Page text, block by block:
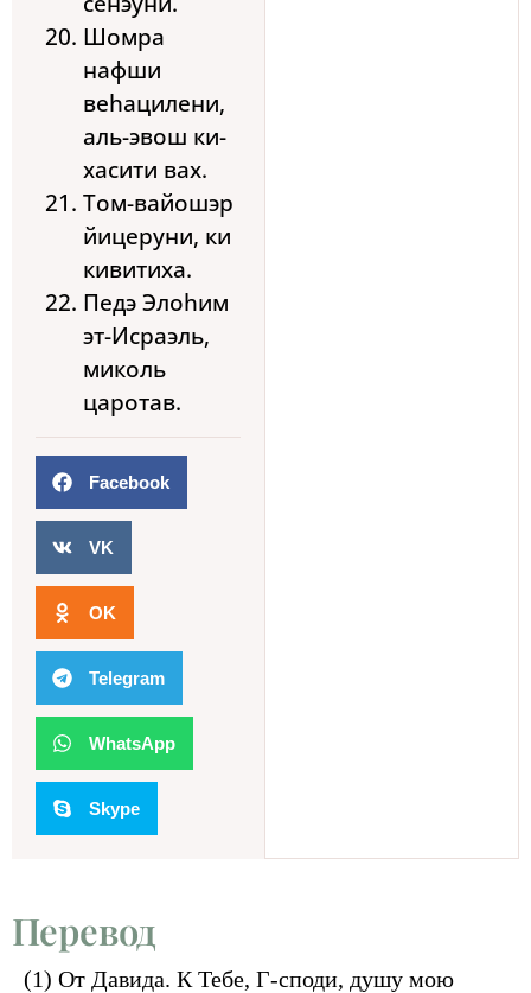
Шомра
нафши
веhацилени,
аль-эвош ки-
хасити вах.
Том-вайошэр
йицеруни, ки
кивитиха.
Педэ Элоhим
эт-Исраэль,
миколь
царотав.
Facebook
VK
OK
Telegram
WhatsApp
Skype
Перевод
(1) От Давида. К Тебе, Г-споди, душу мою